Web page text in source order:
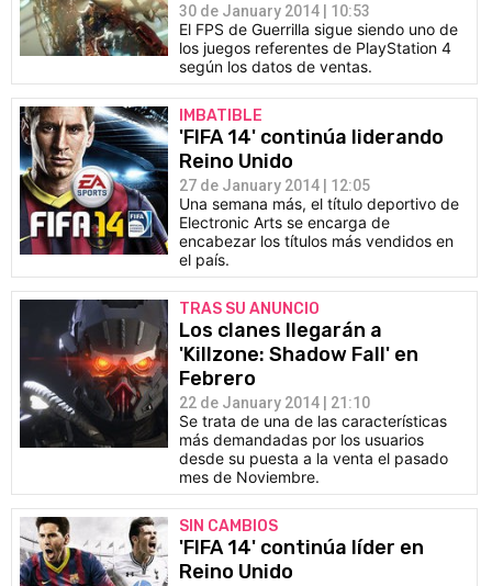
30 de January 2014 | 10:53
El FPS de Guerrilla sigue siendo uno de
los juegos referentes de PlayStation 4
según los datos de ventas.
IMBATIBLE
'FIFA 14' continúa liderando
Reino Unido
27 de January 2014 | 12:05
Una semana más, el título deportivo de
Electronic Arts se encarga de
encabezar los títulos más vendidos en
el país.
TRAS SU ANUNCIO
Los clanes llegarán a
'Killzone: Shadow Fall' en
Febrero
22 de January 2014 | 21:10
Se trata de una de las características
más demandadas por los usuarios
desde su puesta a la venta el pasado
mes de Noviembre.
SIN CAMBIOS
'FIFA 14' continúa líder en
Reino Unido